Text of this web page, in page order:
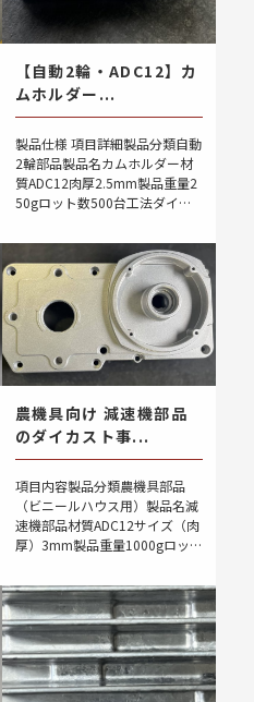
【自動2輪・ADC12】カ
ムホルダー...
製品仕様 項目詳細製品分類自動
2輪部品製品名カムホルダー材
質ADC12肉厚2.5mm製品重量2
50gロット数500台工法ダイカ
動2輪車（バイク）のエンジン
周辺に使用されるADC12（アル
ミ合 […]
農機具向け 減速機部品
のダイカスト事...
項目内容製品分類農機具部品
（ビニールハウス用）製品名減
速機部品材質ADC12サイズ（肉
厚）3mm製品重量1000gロット
製作概要 ビニールハウスの開閉
装置などに使用される減速機
（ギアボック […]